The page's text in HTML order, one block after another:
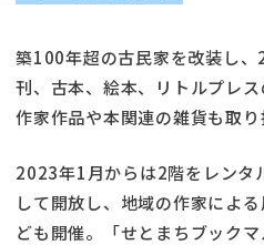
築100年超の古民家を改装し
刊、古本、絵本、リトルプレ
作家作品や本関連の雑貨も取り
2023年1月からは2階をレンタ
して開放し、地域の作家によ
ども開催。「せとまちブック